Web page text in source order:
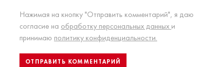
Нажимая на кнопку "Отправить комментарий", я даю
согласие на обработку персональных данных и
принимаю политику конфиденциальности.